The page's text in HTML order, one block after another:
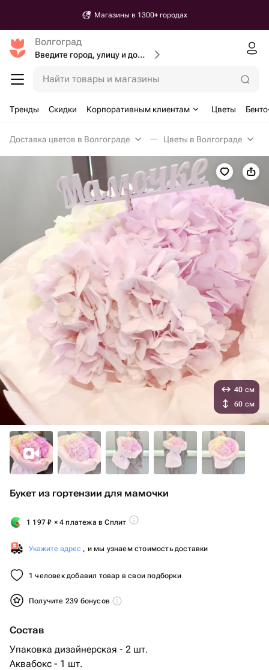
Магазины в 1300+ городах
Волгоград
Введите город, улицу и дом доставки
Найти товары и магазины
Тренды Скидки Корпоративным клиентам Цветы
Доставка цветов в Волгограде Цветы в Волгограде
Букет из гортензии для мамочки
1 197₽ × 4 платежа в Сплит
Укажите адрес , и мы узнаем стоимость доставки
1 человек добавил товар в свои подборки
Получите 239 бонусов
Состав
Упаковка дизайнерская - 2 шт.
Аквабокс - 1 шт.
40 см
60 см